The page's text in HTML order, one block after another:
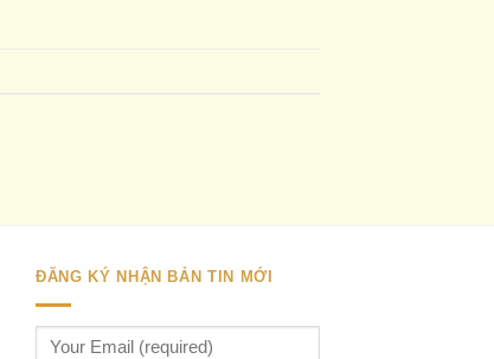
ĐĂNG KÝ NHẬN BẢN TIN MỚI